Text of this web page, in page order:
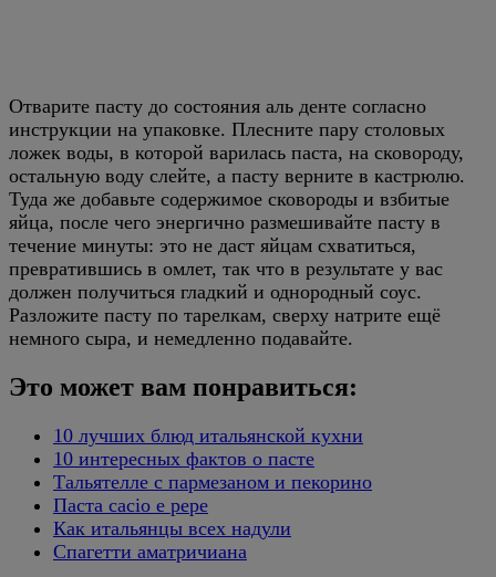
Отварите пасту до состояния аль денте согласно
инструкции на упаковке. Плесните пару столовых
ложек воды, в которой варилась паста, на сковороду,
остальную воду слейте, а пасту верните в кастрюлю.
Туда же добавьте содержимое сковороды и взбитые
яйца, после чего энергично размешивайте пасту в
течение минуты: это не даст яйцам схватиться,
превратившись в омлет, так что в результате у вас
должен получиться гладкий и однородный соус.
Разложите пасту по тарелкам, сверху натрите ещё
немного сыра, и немедленно подавайте.
Это может вам понравиться:
10 лучших блюд итальянской кухни
10 интересных фактов о пасте
Тальятелле с пармезаном и пекорино
Паста cacio e pepe
Как итальянцы всех надули
Спагетти аматричиана